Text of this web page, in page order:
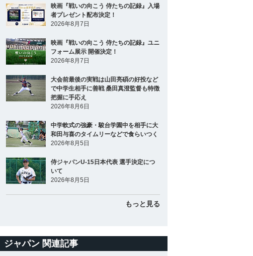
映画『戦いの向こう 侍たちの記録』入場
者プレゼント配布決定！
2026年8月7日
映画『戦いの向こう 侍たちの記録』ユニ
フォーム展示 開催決定！
2026年8月7日
大会前最後の実戦は山田亮碩の好投など
で中学生相手に善戦 桑田真澄監督も特徴
把握に手応え
2026年8月6日
中学軟式の強豪・駿台学園中を相手に大
和田与喜のタイムリーなどで食らいつく
2026年8月5日
侍ジャパンU-15日本代表 選手決定につ
いて
2026年8月5日
もっと見る
ジャパン 関連記事